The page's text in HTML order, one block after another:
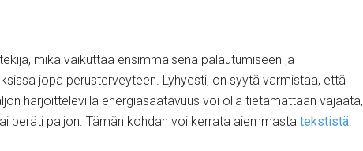
mikä vaikuttaa ensimmäisenä palautumiseen ja
jopa perusterveyteen. Lyhyesti, on syytä varmistaa, että
harjoittelevilla energiasaatavuus voi olla tietämättään vajaata,
peräti paljon. Tämän kohdan voi kerrata aiemmasta tekstistä